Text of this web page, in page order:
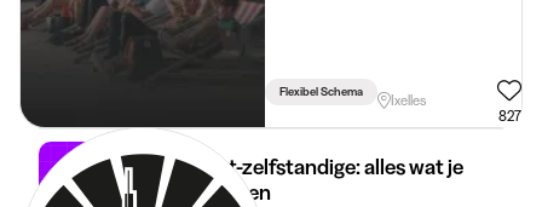
Flexibel Schema
Ixelles
827
Student-zelfstandige: alles wat je
moet weten